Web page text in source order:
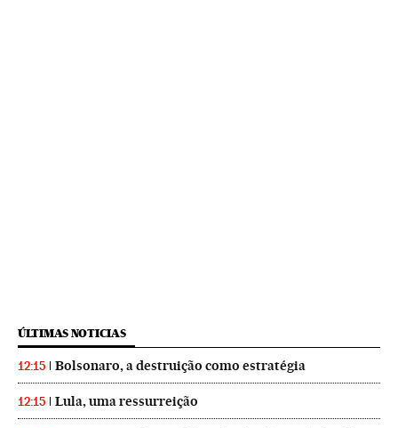
ÚLTIMAS NOTICIAS
12:15 Bolsonaro, a destruição como estratégia
12:15 Lula, uma ressurreição